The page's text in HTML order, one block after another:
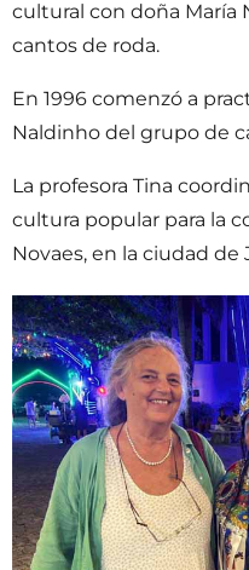
cultural con doña María
cantos de roda.
En 1996 comenzó a
Naldinho del grupo de
La profesora Tina
cultura popular para la
Novaes, en la ciudad de